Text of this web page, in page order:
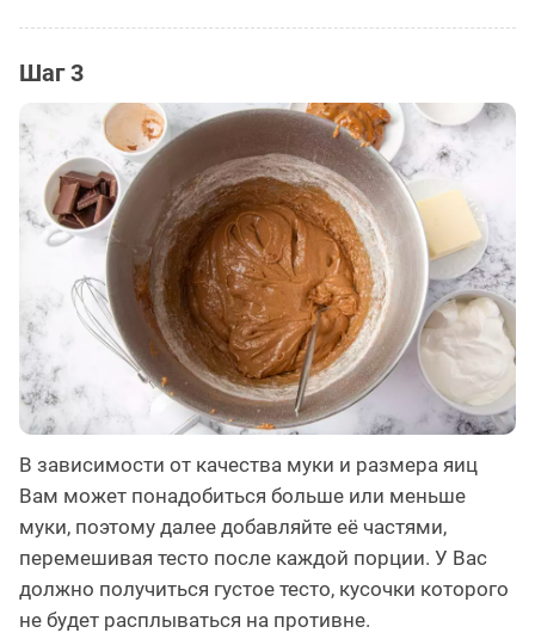
Шаг 3
В зависимости от качества муки и размера яиц
Вам может понадобиться больше или меньше
муки, поэтому далее добавляйте её частями,
перемешивая тесто после каждой порции. У Вас
должно получиться густое тесто, кусочки которого
не будет расплываться на противне.